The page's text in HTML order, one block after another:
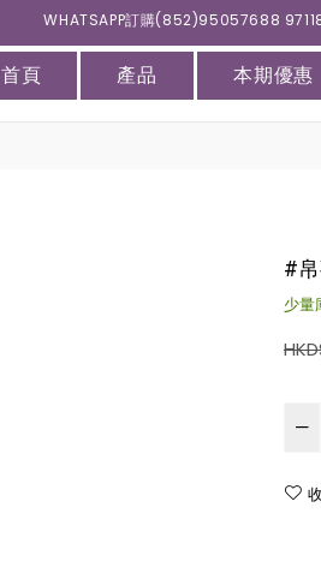
WHATSAPP訂購(852)95057688
首頁 產品 本期優惠
#
少量